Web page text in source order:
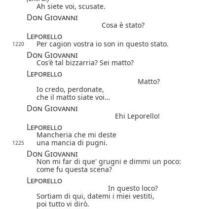
Ah siete voi, scusate.
Don Giovanni
Cosa è stato?
Leporello
1220 Per cagion vostra io son in questo stato.
Don Giovanni
Cos'è tal bizzarria? Sei matto?
Leporello
Matto?
Io credo, perdonate,
che il matto siate voi…
Don Giovanni
Ehi Leporello!
Leporello
Mancheria che mi deste
1225 una mancia di pugni.
Don Giovanni
Non mi far di que' grugni e dimmi un poco:
come fu questa scena?
Leporello
In questo loco?
Sortiam di qui, datemi i miei vestiti,
poi tutto vi dirò.